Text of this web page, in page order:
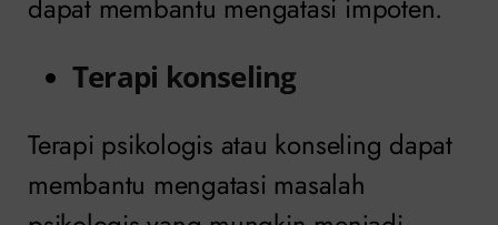
dapat membantu mengatasi impoten.
Terapi konseling
Terapi psikologis atau konseling dapat
membantu mengatasi masalah